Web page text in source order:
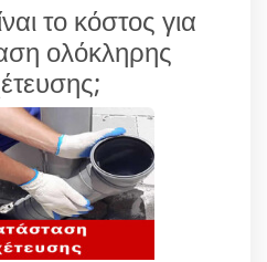
το κόστος για
ολόκληρης